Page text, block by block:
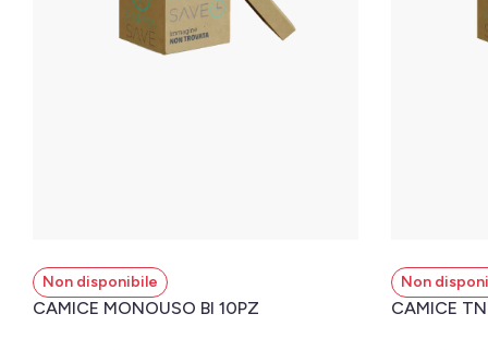
Non disponibile
CAMICE MONOUSO BI 10PZ
Non
CAMICE